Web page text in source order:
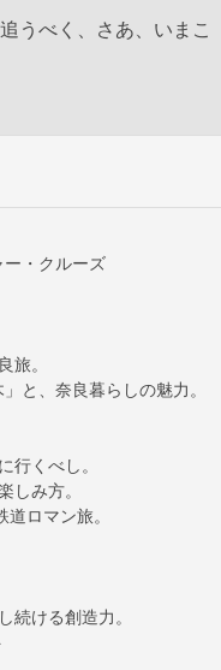
うべく、さあ、いまこ
・クルーズ
旅。
と、奈良暮らしの魅力。
行くべし。
しみ方。
ロマン旅。
続ける創造力。